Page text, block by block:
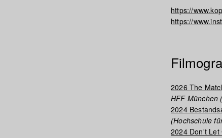
https://
https://
2026 The
HFF München
2024
(Hochschule
2024 Don't Let